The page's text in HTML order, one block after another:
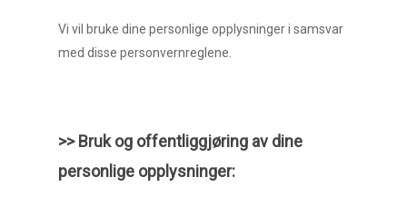
Vi vil bruke dine personlige opplysninger i samsvar
med disse personvernreglene.
>> Bruk og offentliggjøring av dine
personlige opplysninger: